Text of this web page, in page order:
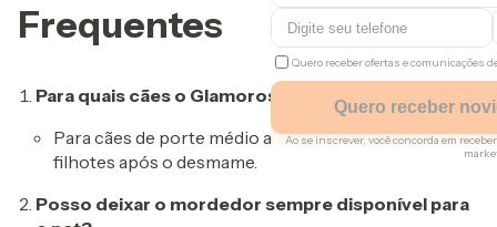
Quero receber ofertas e comunicações
Quero receber
Ao se inscrever, você concorda em
Regras
Frequentes
Para quais cães o Glamoroso é indicado?
Para cães de porte médio a grande, incluindo
filhotes após o desmame.
Posso deixar o mordedor sempre disponível para